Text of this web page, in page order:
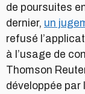
de poursuites
dernier, un
refusé
à l’usage de
Thomson
développée par